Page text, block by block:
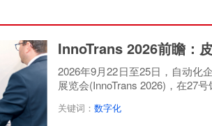
InnoTrans 2026前瞻：
2026年9月22日至25日，自动化
展览会(InnoTrans 2026)，在27
关键词： 数字化